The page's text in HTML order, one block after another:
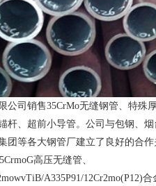
司销售35CrMo无缝钢管、特殊
杆、超前小导管。公司与包钢、
团等各大钢管厂建立了良好的合作
高压无缝管、
A335P91/12Cr2mo(P12)合